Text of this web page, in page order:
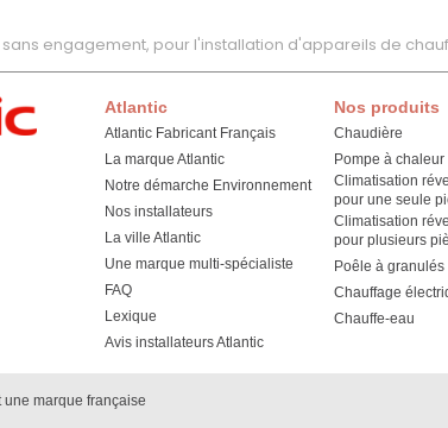
sans engagement, pour l'installation d'appareils de
Atlantic
Atlantic Fabricant Français
La marque Atlantic
Notre démarche Environnement
Nos installateurs
La ville Atlantic
Une marque multi-spécialiste
FAQ
Lexique
Avis installateurs Atlantic
Nos produits
Chaudière
Pompe à chaleur
Climatisation
pour une seule
Climatisation
pour plusieurs
Poêle à granulés
Chauffage
Chauffe-eau
une marque française